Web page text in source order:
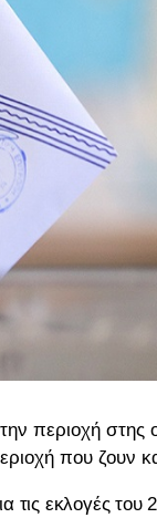
περιοχή στης
που ζουν
τις εκλογές